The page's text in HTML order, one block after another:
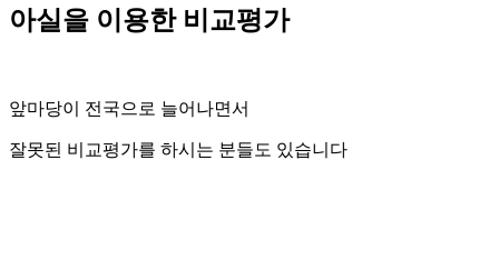
아실을 이용한 비교평가
앞마당이 전국으로 늘어나면서
잘못된 비교평가를 하시는 분들도 있습니다